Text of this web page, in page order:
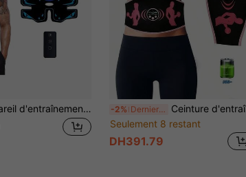
1 pièce Appareil d'entraînement des abdominaux commandé à distance, améliore la force et les muscles abdominaux, permet de faire travailler les abdominaux à la maison, masseur abdominal relaxant -2% Derniers 2 jours
Ceinture d'entraînement abdominal - Stimulateur abdominal rechargeable par USB, ceinture de modelage musculaire, entraîneur musculaire unisexe, masseur d'entraînement abdominal - 150mAh
Seulement 8 restant
DH391.79